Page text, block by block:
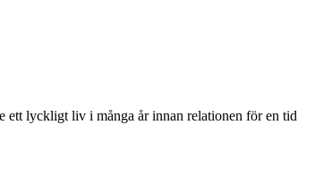
ett lyckligt liv i många år innan relationen för en tid